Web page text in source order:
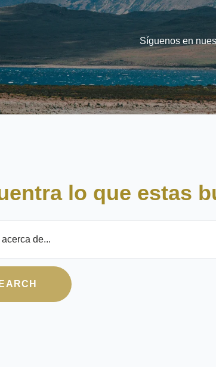
Síguenos en
lo que estas
de búsqueda con una función de texto predictivo.